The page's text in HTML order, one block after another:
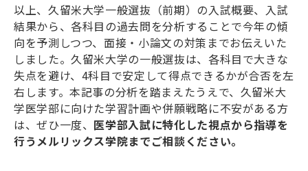
以上、久留米大学一般選抜（前期）の入試概要、入試
結果から、各科目の過去問を分析することで今年の傾
向を予測しつつ、面接・小論文の対策までお伝えいた
しました。久留米大学の一般選抜は、各科目で大きな
失点を避け、 4科目で安定して得点できるかが合否を左
右します。本記事の分析を踏まえたうえで、久留米大
学医学部に向けた学習計画や併願戦略に不安がある方
は、ぜひ一度、 医学部入試に特化した視点から指導を
行うメルリックス学院までご相談ください。